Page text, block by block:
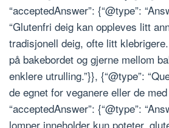
“acceptedAnswer”: {“@type”:
“Glutenfri deig kan oppleves litt
tradisjonell deig, ofte litt
på bakebordet og gjerne mellom
enklere utrulling.”}}, {“@type”:
de egnet for veganere eller de
“acceptedAnswer”: {“@type”:
lomper inneholder kun poteter,